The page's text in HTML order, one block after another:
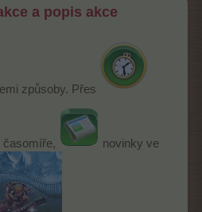
a popis akce
způsoby. Přes
časomíře, novinky ve